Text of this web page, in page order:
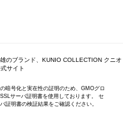
のブランド、KUNIO COLLECTION クニオ
サイト
暗号化と実在性の証明のため、GMOグロ
サーバ証明書を使用しております。 セ
証明書の検証結果をご確認ください。